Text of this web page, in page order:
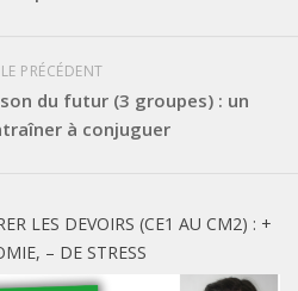
PRÉCÉDENT
du futur (3 groupes) : un
à conjuguer
LES DEVOIRS (CE1 AU CM2) : +
– DE STRESS